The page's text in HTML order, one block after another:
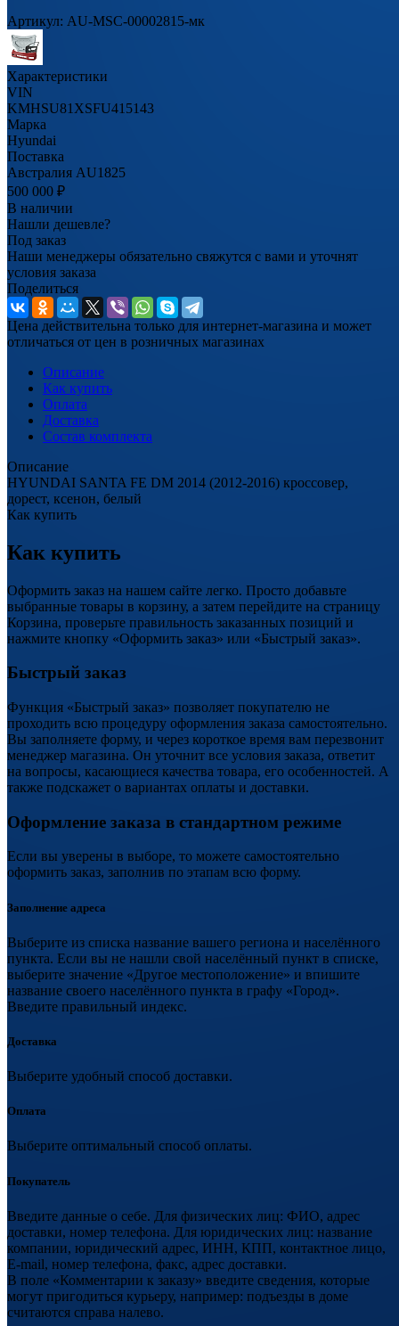
Артикул: AU-MSC-00002815-мк
Характеристики
VIN
KMHSU81XSFU415143
Марка
Hyundai
Поставка
Австралия AU1825
500 000 ₽
В наличии
Нашли дешевле?
Под заказ
Наши менеджеры обязательно свяжутся с вами и уточнят
условия заказа
Поделиться
Цена действительна только для интернет-магазина и может
отличаться от цен в розничных магазинах
Описание
Как купить
Оплата
Доставка
Состав комплекта
Описание
HYUNDAI SANTA FE DM 2014 (2012-2016) кроссовер,
дорест, ксенон, белый
Как купить
Как купить
Оформить заказ на нашем сайте легко. Просто добавьте
выбранные товары в корзину, а затем перейдите на страницу
Корзина, проверьте правильность заказанных позиций и
нажмите кнопку «Оформить заказ» или «Быстрый заказ».
Быстрый заказ
Функция «Быстрый заказ» позволяет покупателю не
проходить всю процедуру оформления заказа самостоятельно.
Вы заполняете форму, и через короткое время вам перезвонит
менеджер магазина. Он уточнит все условия заказа, ответит
на вопросы, касающиеся качества товара, его особенностей. А
также подскажет о вариантах оплаты и доставки.
Оформление заказа в стандартном режиме
Если вы уверены в выборе, то можете самостоятельно
оформить заказ, заполнив по этапам всю форму.
Заполнение адреса
Выберите из списка название вашего региона и населённого
пункта. Если вы не нашли свой населённый пункт в списке,
выберите значение «Другое местоположение» и впишите
название своего населённого пункта в графу «Город».
Введите правильный индекс.
Доставка
Выберите удобный способ доставки.
Оплата
Выберите оптимальный способ оплаты.
Покупатель
Введите данные о себе. Для физических лиц: ФИО, адрес
доставки, номер телефона. Для юридических лиц: название
компании, юридический адрес, ИНН, КПП, контактное лицо,
E-mail, номер телефона, факс, адрес доставки.
В поле «Комментарии к заказу» введите сведения, которые
могут пригодиться курьеру, например: подъезды в доме
считаются справа налево.